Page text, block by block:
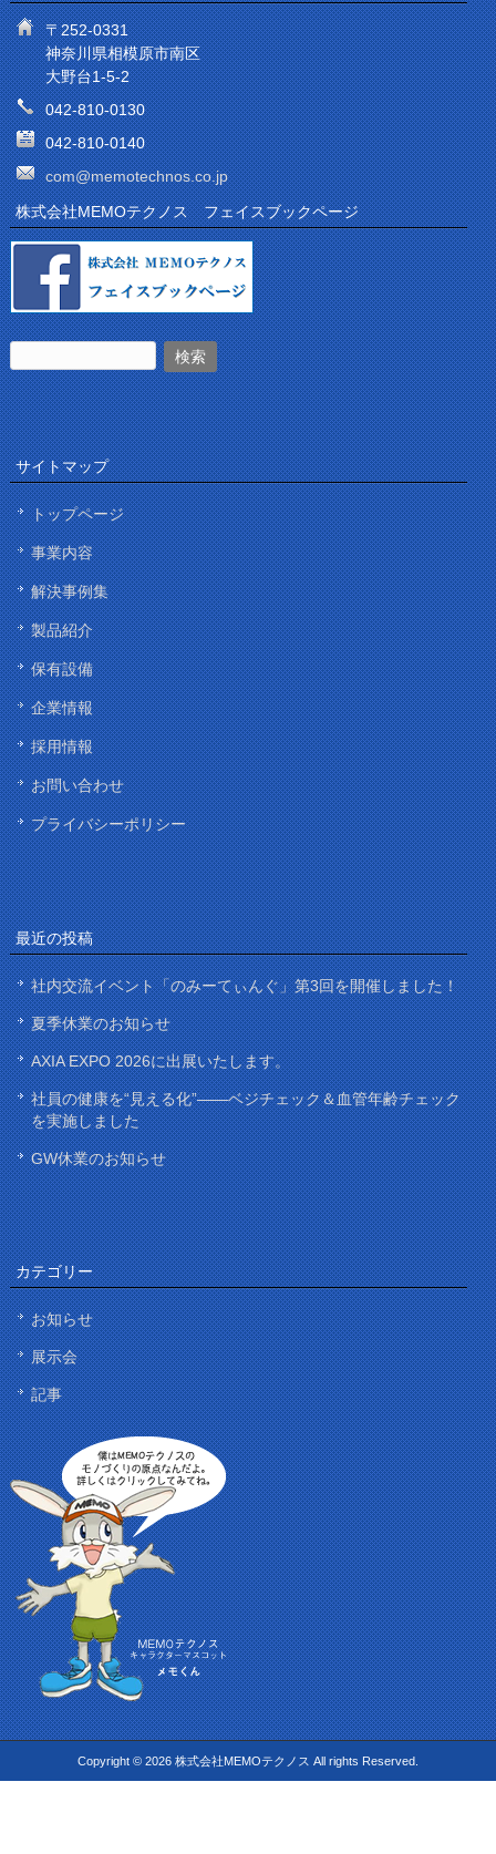
〒252-0331
神奈川県相模原市南区
大野台1-5-2
042-810-0130
042-810-0140
com@memotechnos.co.jp
株式会社MEMOテクノス フェイスブックページ
サイトマップ
トップページ
事業内容
解決事例集
製品紹介
保有設備
企業情報
採用情報
お問い合わせ
プライバシーポリシー
最近の投稿
社内交流イベント「のみーてぃんぐ」第3回を開催しました！
夏季休業のお知らせ
AXIA EXPO 2026に出展いたします。
社員の健康を“見える化”——ベジチェック＆血管年齢チェック
を実施しました
GW休業のお知らせ
カテゴリー
お知らせ
展示会
記事
Copyright © 2026 株式会社MEMOテクノス All rights Reserved.